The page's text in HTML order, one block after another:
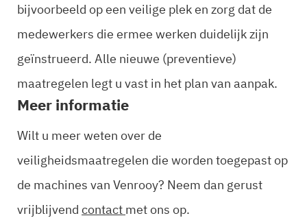
bijvoorbeeld op een veilige plek en zorg dat de
medewerkers die ermee werken duidelijk zijn
geïnstrueerd. Alle nieuwe (preventieve)
maatregelen legt u vast in het plan van aanpak.
Meer informatie
Wilt u meer weten over de
veiligheidsmaatregelen die worden toegepast op
de machines van Venrooy? Neem dan gerust
vrijblijvend contact met ons op.